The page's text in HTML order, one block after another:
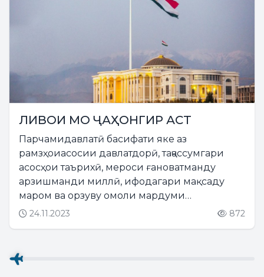
ЛИВОИ МО ҶАҲОНГИР АСТ
Парчамидавлатӣ басифати яке аз
рамзҳоиасосии давлатдорӣ, таҷассумгари
асосҳои таърихӣ, мероси ғановатманду
арзишманди миллӣ, ифодагари мақсаду
маром ва орзуву омоли мардуми
куҳанбунёди тоҷик мебошад....
24.11.2023 872